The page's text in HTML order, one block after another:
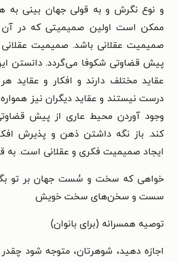
و نوع نگرش و به قولیجهان بینی به
ممکن است اولین صمیمیتی که در
صمیمیت عقلانی باشد. صمیمیت
پیش قضاوتی شکوفا می‌گردد. دانستن
عقاید مختلف دارند و افکار و عقاید
درست نیستند و عقاید دیگران نیز
وجود آوردن محیط عاری از پیش
کند. باز نگه داشتنذهن و پذیرش
ایجاد صمیمیت فکری و عقلانی است. به
خواهی که سخت و سُست جهان بر تو
سست و سخن‌های سخت خویش
توصیه همسرانه (برای بانوان)
اجازه دهید، شوهرتان، متوجه شود